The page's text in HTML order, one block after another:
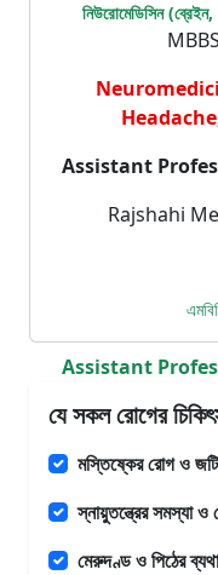
নিউরোমেডিসিন (ব্রেইন,
Assistant
Rajshahi
Assistant
যে সকল রোগের
মস্তিষ্কের রোগ ও
স্নায়ুতন্ত্রের সমস্যা ও
মেরুদণ্ড ও পিঠের